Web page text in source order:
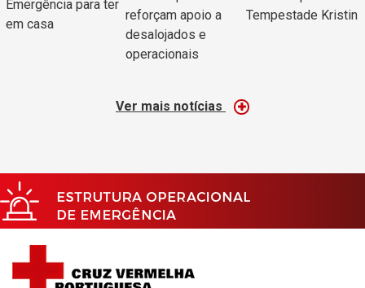
Emergência para ter
em casa
reforçam apoio a
desalojados e
operacionais
Tempestade Kristin
Ver mais notícias